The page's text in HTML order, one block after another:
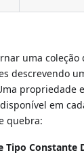
uma coleção
descrevendo
propriedade
em
quebra:
Tipo Constante